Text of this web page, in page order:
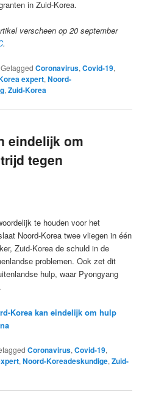
in Zuid-Korea.
verscheen op 20 september
.
Getagged Coronavirus,Covid-19,
expert,Noord-
,Zuid-Korea
eindelijk om
tegen
te houden voor het
Noord-Korea twee vliegen in één
Zuid-Korea de schuld in de
problemen. Ook zet dit
hulp, waar Pyongyang
Korea kan eindelijk om hulp
Coronavirus,Covid-19,
,Noord-Koreadeskundige,Zuid-